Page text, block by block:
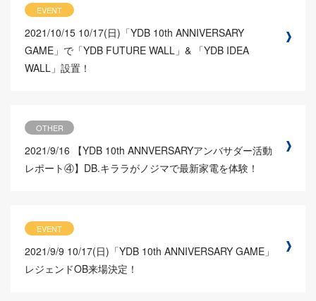
EVENT
2021/10/15 10/17(日)「YDB 10th ANNIVERSARY
GAME」で「YDB FUTURE WALL」& 「YDB IDEA
WALL」設置！
OTHER
2021/9/16
【YDB 10th ANNVERSARYアンバサダー活動
レポート④】DB.キララがノジマで最新家電を体験！
EVENT
2021/9/9 10/17(日)「YDB 10th ANNIVERSARY GAME」
レジェンドOB来場決定！